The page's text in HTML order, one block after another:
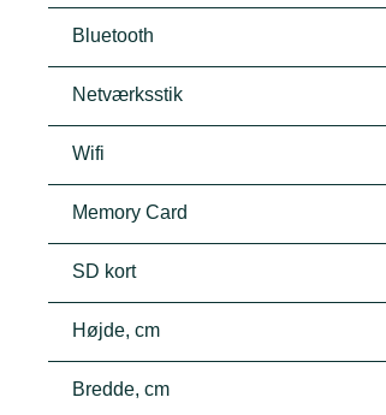
Bluetooth
Netværksstik
Wifi
Memory Card
SD kort
Højde, cm
Bredde, cm